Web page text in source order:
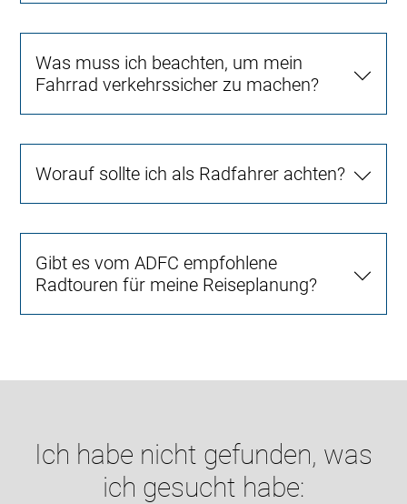
Was muss ich beachten, um mein
Fahrrad verkehrssicher zu machen?
Worauf sollte ich als Radfahrer achten?
Gibt es vom ADFC empfohlene
Radtouren für meine Reiseplanung?
Ich habe nicht gefunden, was
ich gesucht habe: